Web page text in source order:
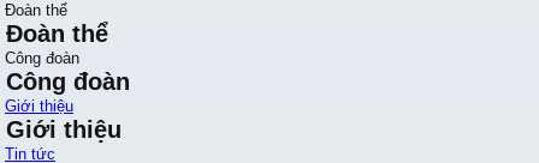
Đoàn thể
Đoàn thể
Công đoàn
Công đoàn
Giới thiệu
Giới thiệu
Tin tức